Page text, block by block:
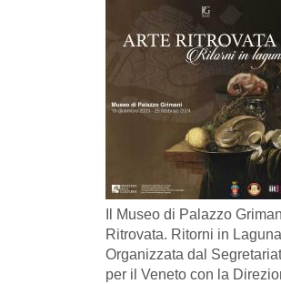
Il Museo di Palazzo
Ritrovata. Ritorni in
Organizzata dal
per il Veneto con la